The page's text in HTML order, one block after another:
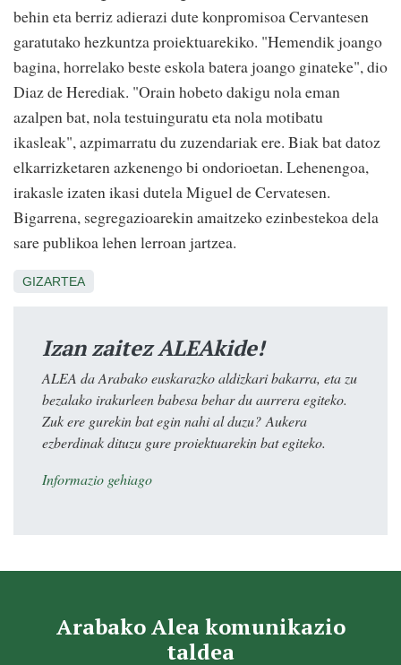
behin eta berriz adierazi dute konpromisoa Cervantesen
garatutako hezkuntza proiektuarekiko. "Hemendik joango
bagina, horrelako beste eskola batera joango ginateke", dio
Diaz de Herediak. "Orain hobeto dakigu nola eman
azalpen bat, nola testuinguratu eta nola motibatu
ikasleak", azpimarratu du zuzendariak ere. Biak bat datoz
elkarrizketaren azkenengo bi ondorioetan. Lehenengoa,
irakasle izaten ikasi dutela Miguel de Cervatesen.
Bigarrena, segregazioarekin amaitzeko ezinbestekoa dela
sare publikoa lehen lerroan jartzea.
GIZARTEA
Izan zaitez ALEAkide!
ALEA da Arabako euskarazko aldizkari bakarra, eta zu
bezalako irakurleen babesa behar du aurrera egiteko.
Zuk ere gurekin bat egin nahi al duzu? Aukera
ezberdinak dituzu gure proiektuarekin bat egiteko.
Informazio gehiago
Arabako Alea komunikazio
taldea